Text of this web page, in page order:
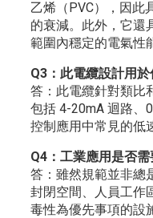
乙烯（PVC），因此
的衰減。此外，它還
範圍內穩定的電氣性
Q3：此電纜設計用
答：此電纜針對類比
包括 4-20mA 迴路、
控制應用中常見的低
Q4：工業應用是否
答：雖然規範並非總
封閉空間、人員工作
毒性為優先事項的設